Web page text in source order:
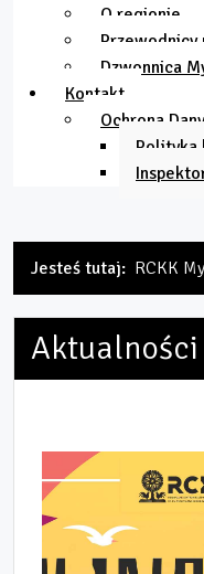
O regionie
Przewodnicy
Dzwonnica
Kontakt
Ochrona
Polityka
Jesteś tutaj: RCKK
Aktualności